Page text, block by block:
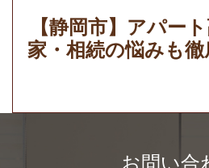
【静岡市】アパー
家・相続の悩みも
お問い合